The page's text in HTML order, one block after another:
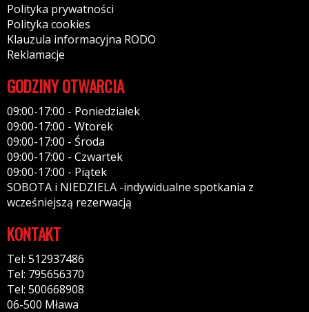
Polityka prywatności
Polityka cookies
Klauzula informacyjna RODO
Reklamacje
GODZINY OTWARCIA
09:00-17:00 - Poniedziałek
09:00-17:00 - Wtorek
09:00-17:00 - Środa
09:00-17:00 - Czwartek
09:00-17:00 - Piątek
SOBOTA i NIEDZIELA -indywidualne spotkania z
wcześniejszą rezerwacją
KONTAKT
Tel: 512937486
Tel: 795656370
Tel: 500668908
06-500 Mława